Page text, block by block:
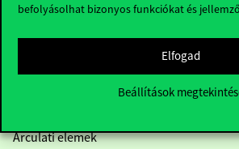
befolyásolhat bizonyos funkciókat és
Elfogad
Beállítások
Házirend
Arculati elemek